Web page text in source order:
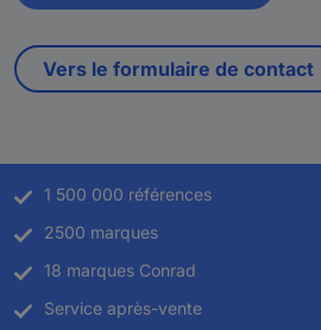
Vers le formulaire de contact
1 500 000 références
2500 marques
18 marques Conrad
Service après-vente